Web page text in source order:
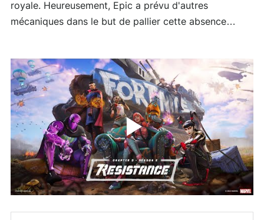
royale. Heureusement, Epic a prévu d'autres
mécaniques dans le but de pallier cette absence…